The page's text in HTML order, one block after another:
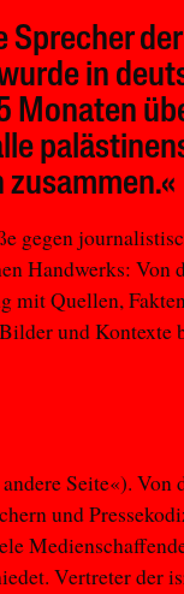
in
Monaten
zusammen.«
gegen
Handwerks: Von
mit Quellen,
und Kontexte
Seite«). Von
und
Vertreter der